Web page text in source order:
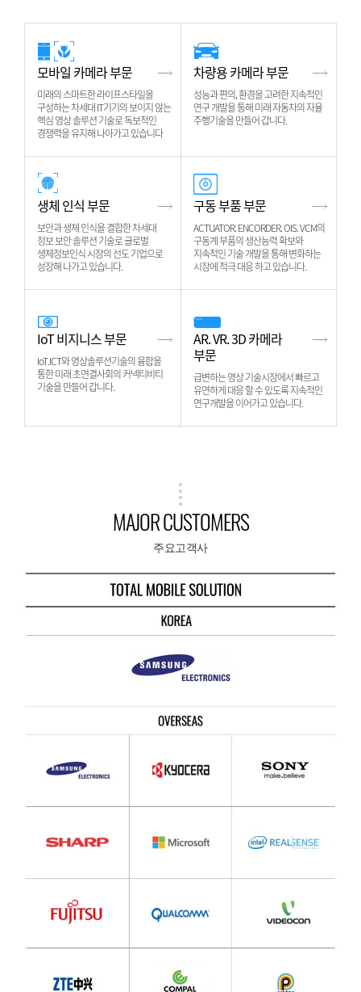
모바일 카메라 부문
미래의 스마트한 라이프스타일을
구성하는 차세대 IT기기의 보이지 않는
핵심 영상 솔루션 기술로 독보적인
경쟁력을 유지해 나아가고 있습니다
차량용 카메라 부문
성능과 편의, 환경을 고려한 지속적인
연구 개발을 통해 미래 자동차의 자율
주행기술을 만들어 갑니다.
생체 인식 부문
보안과 생체 인식을 결합한 차세대
정보 보안 솔루션 기술로 글로벌
생체정보인식 시장의 선도 기업으로
성장해 나가고 있습니다.
구동 부품 부문
ACTUATOR. ENCORDER. OIS. VCM의
구동계 부품의 생산능력 확보와
지속적인 기술 개발을 통해 변화하는
시장에 적극 대응 하고 있습니다.
IoT 비지니스 부문
IoT.ICT와 영상솔루션기술의 융합을
통한 미래 초연결사회의 커넥티비티
기술을 만들어 갑니다.
AR. VR. 3D 카메라
부문
급변하는 영상 기술시장에서 빠르고
유연하게 대응 할 수 있도록 지속적인
연구개발을 이어가고 있습니다.
MAJOR CUSTOMERS
주요고객사